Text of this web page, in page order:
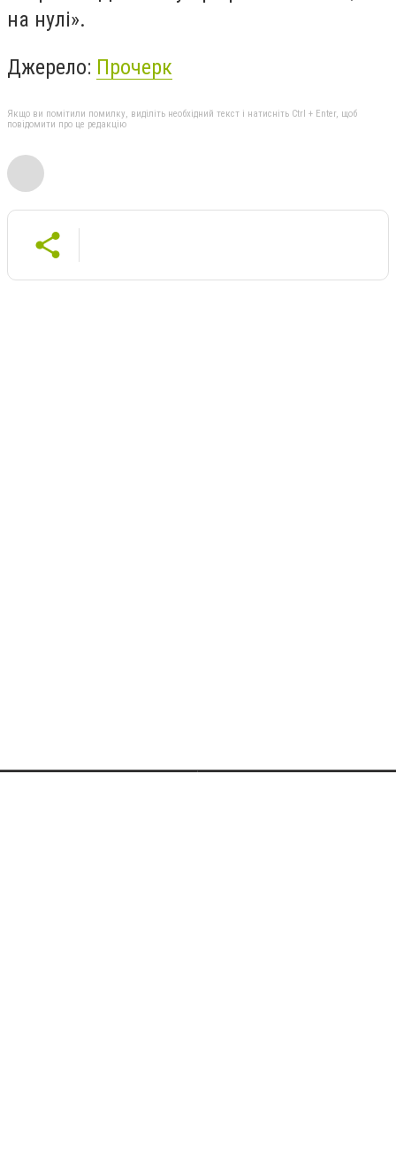
на нулі».
Джерело: Прочерк
Якщо ви помітили помилку, виділіть необхідний текст і натисніть Ctrl + Enter, щоб
повідомити про це редакцію